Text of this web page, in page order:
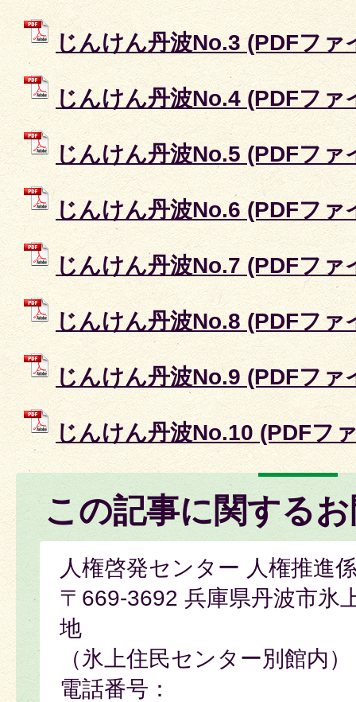
じんけん丹波No.3 (PDFファ
じんけん丹波No.4 (PDFファ
じんけん丹波No.5 (PDFファ
じんけん丹波No.6 (PDFファ
じんけん丹波No.7 (PDFファ
じんけん丹波No.8 (PDFファ
じんけん丹波No.9 (PDFファ
じんけん丹波No.10 (PDFフ
この記事に関する
人権啓発センター 人権推進
〒669-3692 兵庫県丹波市氷
地
（氷上住民センター別館内）
電話番号：